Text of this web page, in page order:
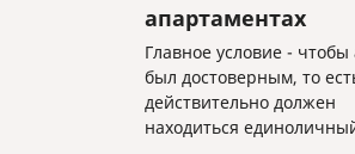
апартаментах
Главное условие - чтобы
был достоверным, то
действительно должен
находиться